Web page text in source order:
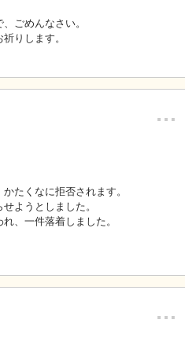
ごめんなさい。
りします。
…
たくなに拒否されます。
ようとしました。
、一件落着しました。
…